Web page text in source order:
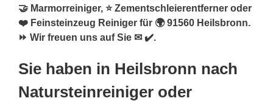
🤝 Marmorreiniger, ⭐ Zementschleierentferner oder
❤️ Feinsteinzeug Reiniger für 🌍 91560 Heilsbronn.
⏩ Wir freuen uns auf Sie ✉ ✔️.
Sie haben in Heilsbronn nach
Natursteinreiniger oder